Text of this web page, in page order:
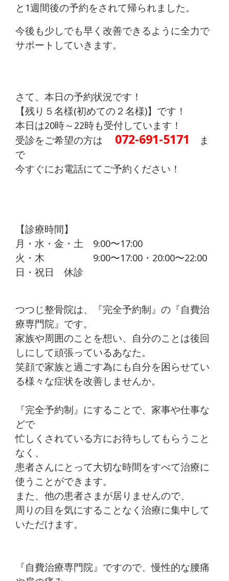
と1週間後の予約をされて帰られました。
今後も少しでも早く改善できるように全力で
サポートしていきます。
さて、本日の予約状況です！
【残り５名様(初めての２名様)】です！
本日は20時～22時も受付しています！
受診をご希望の方は
072-691-5171
ま
で
今すぐにお電話にてご予約ください！
【診療時間】
月・水・金・土 9:00〜17:00
火・木 9:00〜17:00・20:00〜22:00
日・祝日 休診
つつじ整骨院は、『完全予約制』の『自費治
療専門院』です。
家族や周囲のことを想い、自分のことは後回
しにして頑張っているあなた。
笑顔で家族と過ごす為にも自分を困らせてい
る様々な症状を改善しませんか。
『完全予約制』にすることで、家事や仕事な
どで
忙しくされている方にお待ちしてもらうこと
なく、
患者さんにとって大切な時間をすべて治療に
使うことができます。
また、他の患者さまが居りませんので、
周りの目を気にすることなく治療に集中して
いただけます。
『自費治療専門院』ですので、慢性的な腰痛